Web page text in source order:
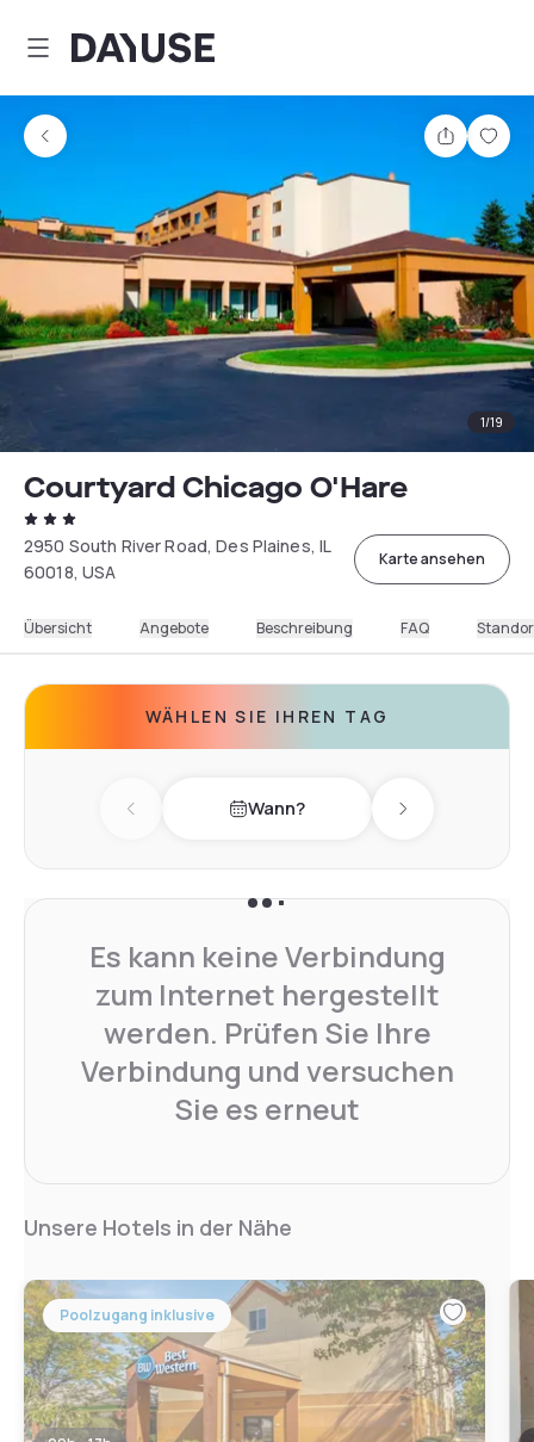
Dayuse
Teilen
1/19
Courtyard Chicago O'Hare
2950 South River Road, Des Plaines, IL
60018, USA
Karte ansehen
Übersicht Angebote Beschreibung FAQ
WÄHLEN SIE IHREN TAG
Previous day Wann? Next day
Es kann keine Verbindung
zum Internet hergestellt
werden. Prüfen Sie Ihre
Verbindung und versuchen
Sie es erneut
Unsere Hotels in der Nähe
Poolzugang inklusive